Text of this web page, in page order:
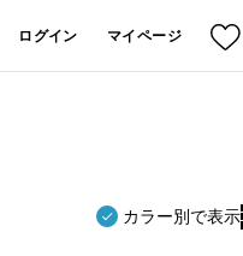
ログイン マイページ
カラー別で表示